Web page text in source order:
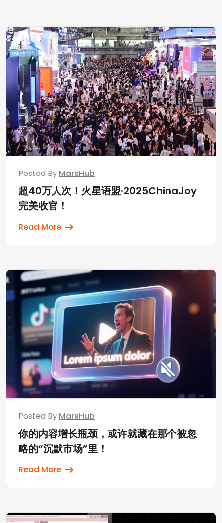
Posted By MarsHub
超40万人次！火星语盟·2025ChinaJoy
完美收官！
Read More
Posted By MarsHub
你的内容增长瓶颈，或许就藏在那个被忽
略的“沉默市场”里！
Read More